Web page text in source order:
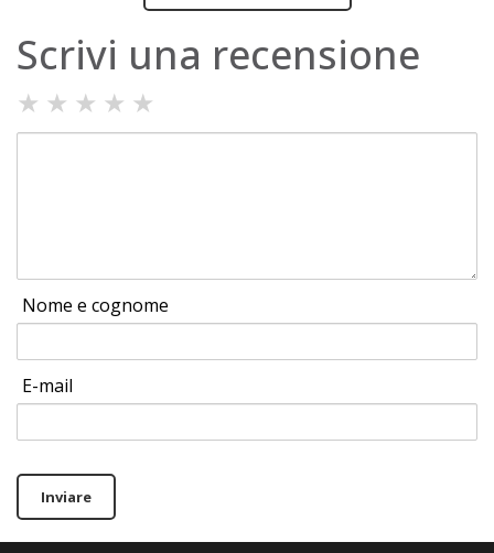
Scrivi una recensione
★ ★ ★ ★ ★
Nome e cognome
E-mail
Inviare